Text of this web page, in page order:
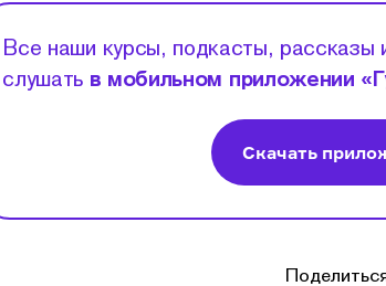
Все наши курсы, подкасты, рассказы
слушать в мобильном приложении
Скачать